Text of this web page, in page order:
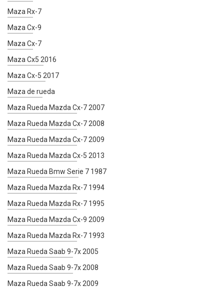
Maza Rx-7
Maza Cx-9
Maza Cx-7
Maza Cx5 2016
Maza Cx-5 2017
Maza de rueda
Maza Rueda Mazda Cx-7 2007
Maza Rueda Mazda Cx-7 2008
Maza Rueda Mazda Cx-7 2009
Maza Rueda Mazda Cx-5 2013
Maza Rueda Bmw Serie 7 1987
Maza Rueda Mazda Rx-7 1994
Maza Rueda Mazda Rx-7 1995
Maza Rueda Mazda Cx-9 2009
Maza Rueda Mazda Rx-7 1993
Maza Rueda Saab 9-7x 2005
Maza Rueda Saab 9-7x 2008
Maza Rueda Saab 9-7x 2009